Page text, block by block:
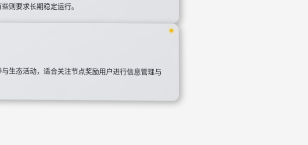
则要求长期稳定运行。
生态活动，适合关注节点奖励用户进行信息管理与